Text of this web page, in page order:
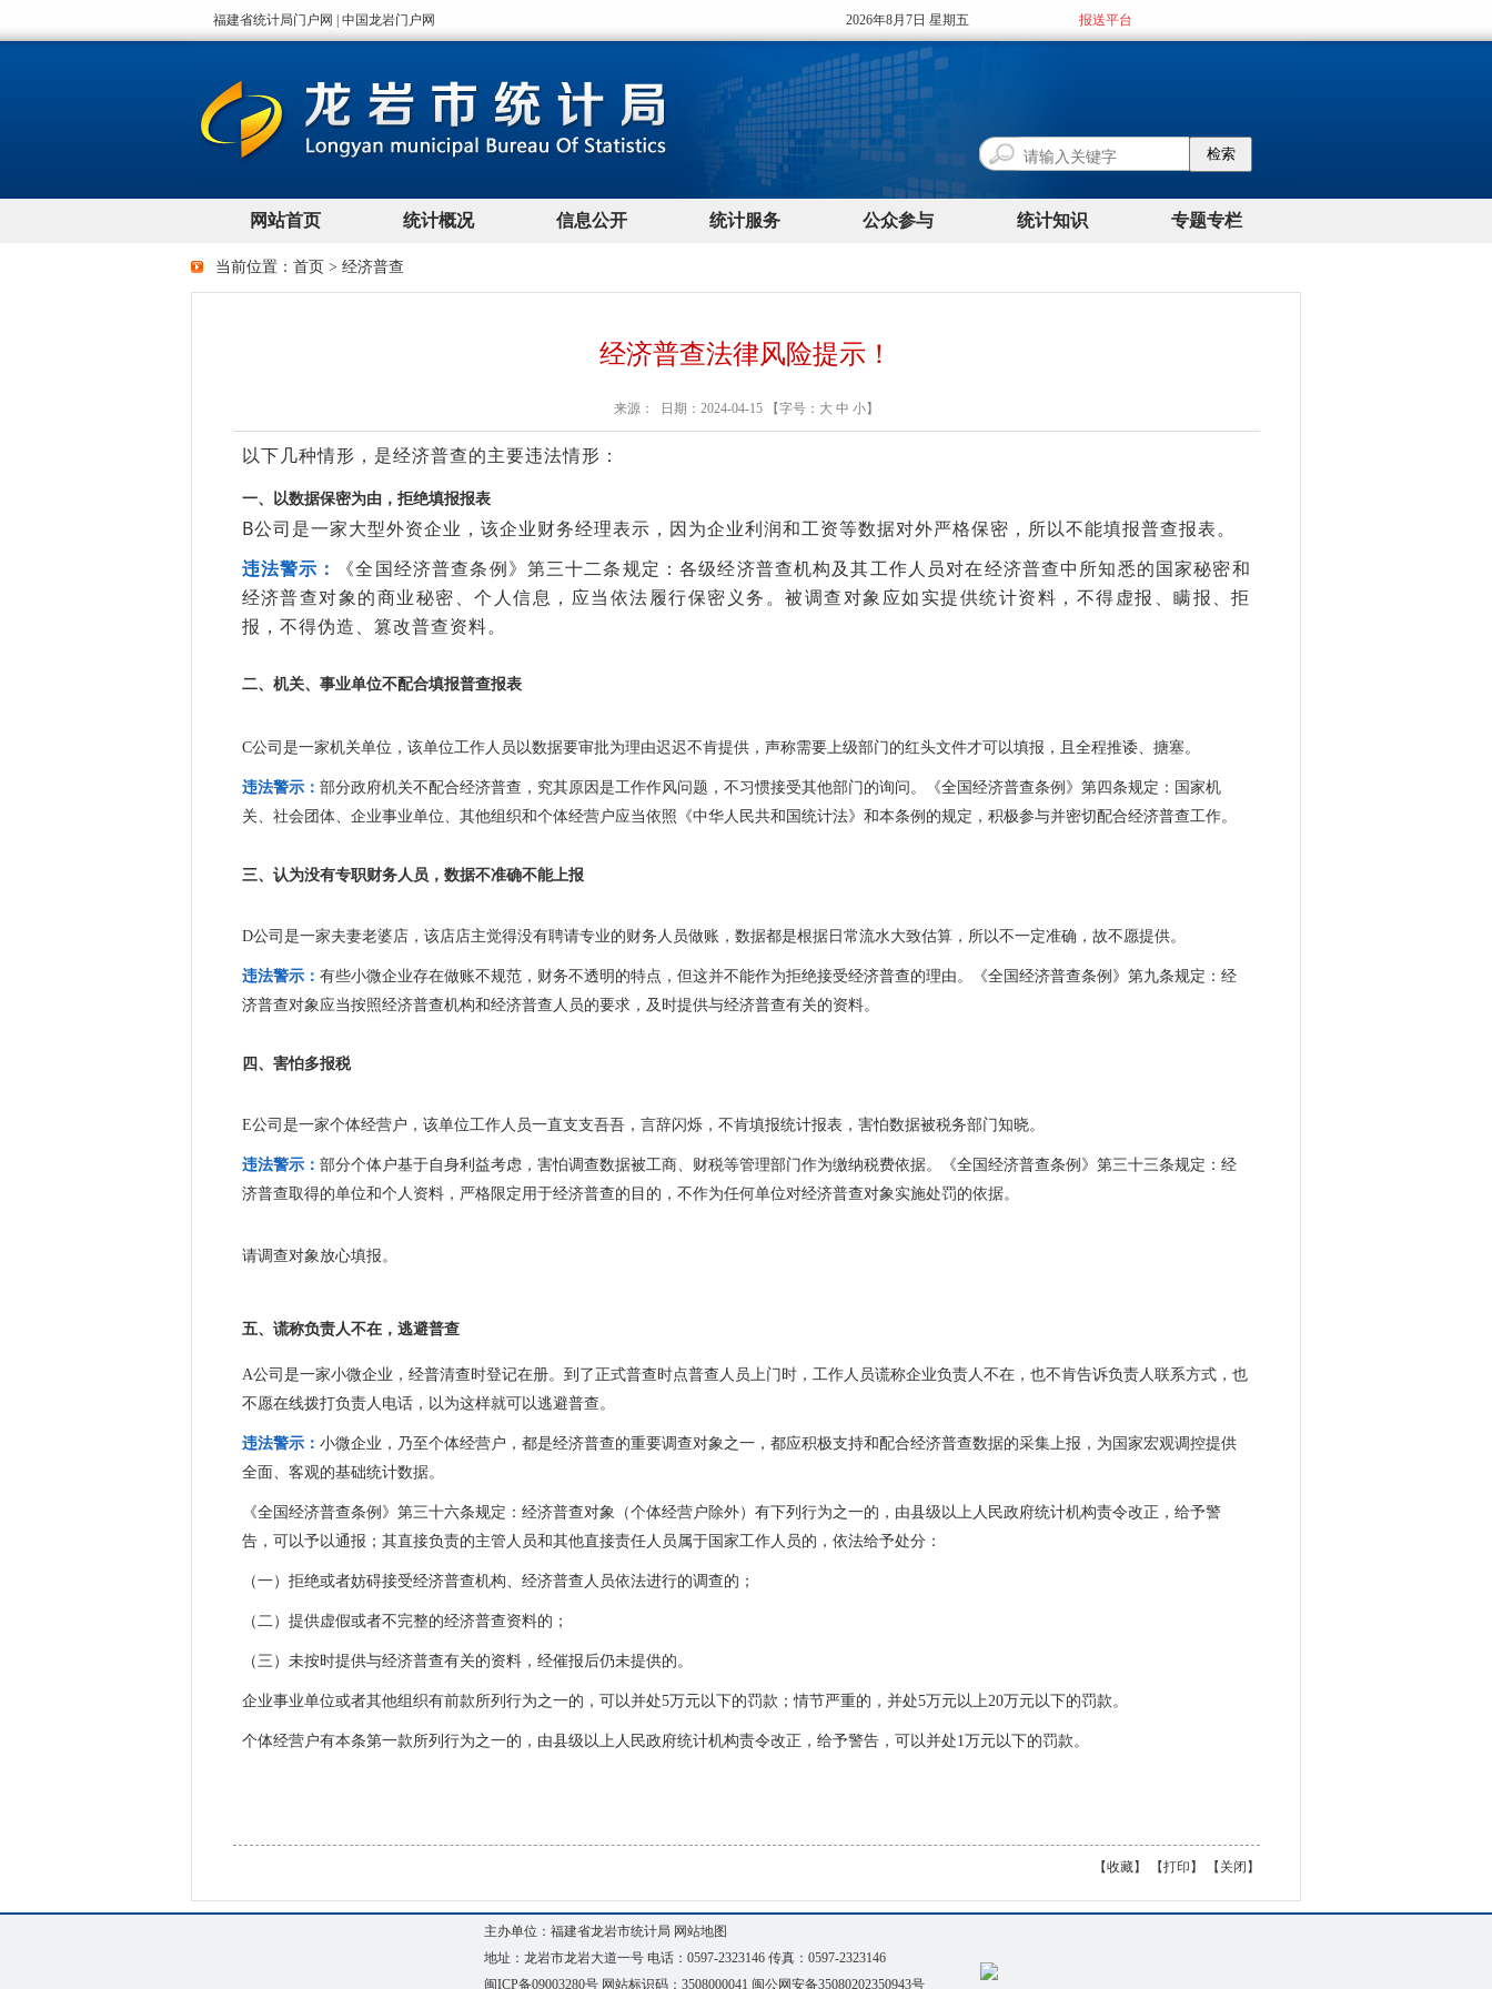
当前位置： 首页 > 经济普查
经济普查法律风险提示！
来源： 日期：2024-04-15 【字号： 大 中 小】
以下几种情形，是经济普查的主要违法情形：
一、以数据保密为由，拒绝填报报表
B公司是一家大型外资企业，该企业财务经理表示，因为企业利润和工资等数据对外严格保密，所以不能填报普查报表。
违法警示：
《全国经济普查条例》第三十二条规定：各级经济普查机构及其工作人员对在经济普查中所知悉的国家秘密和
经济普查对象的商业秘密、个人信息，应当依法履行保密义务。被调查对象应如实提供统计资料，不得虚报、瞒报、拒
报，不得伪造、篡改普查资料。
二、机关、事业单位不配合填报普查报表
C公司是一家机关单位，该单位工作人员以数据要审批为理由迟迟不肯提供，声称需要上级部门的红头文件才可以填报，且全程推诿、搪塞。
违法警示： 部分政府机关不配合经济普查，究其原因是工作作风问题，不习惯接受其他部门的询问。《全国经济普查条例》第四条规定：国家机
关、社会团体、企业事业单位、其他组织和个体经营户应当依照《中华人民共和国统计法》和本条例的规定，积极参与并密切配合经济普查工作。
三、认为没有专职财务人员，数据不准确不能上报
D公司是一家夫妻老婆店，该店店主觉得没有聘请专业的财务人员做账，数据都是根据日常流水大致估算，所以不一定准确，故不愿提供。
违法警示： 有些小微企业存在做账不规范，财务不透明的特点，但这并不能作为拒绝接受经济普查的理由。《全国经济普查条例》第九条规定：经
济普查对象应当按照经济普查机构和经济普查人员的要求，及时提供与经济普查有关的资料。
四、害怕多报税
E公司是一家个体经营户，该单位工作人员一直支支吾吾，言辞闪烁，不肯填报统计报表，害怕数据被税务部门知晓。
违法警示： 部分个体户基于自身利益考虑，害怕调查数据被工商、财税等管理部门作为缴纳税费依据。《全国经济普查条例》第三十三条规定：经
济普查取得的单位和个人资料，严格限定用于经济普查的目的，不作为任何单位对经济普查对象实施处罚的依据。
请调查对象放心填报。
五、谎称负责人不在，逃避普查
A公司是一家小微企业，经普清查时登记在册。到了正式普查时点普查人员上门时，工作人员谎称企业负责人不在，也不肯告诉负责人联系方式，也
不愿在线拨打负责人电话，以为这样就可以逃避普查。
违法警示： 小微企业，乃至个体经营户，都是经济普查的重要调查对象之一，都应积极支持和配合经济普查数据的采集上报，为国家宏观调控提供
全面、客观的基础统计数据。
《全国经济普查条例》第三十六条规定：经济普查对象（个体经营户除外）有下列行为之一的，由县级以上人民政府统计机构责令改正，给予警
告，可以予以通报；其直接负责的主管人员和其他直接责任人员属于国家工作人员的，依法给予处分：
（一）拒绝或者妨碍接受经济普查机构、经济普查人员依法进行的调查的；
（二）提供虚假或者不完整的经济普查资料的；
（三）未按时提供与经济普查有关的资料，经催报后仍未提供的。
企业事业单位或者其他组织有前款所列行为之一的，可以并处5万元以下的罚款；情节严重的，并处5万元以上20万元以下的罚款。
个体经营户有本条第一款所列行为之一的，由县级以上人民政府统计机构责令改正，给予警告，可以并处1万元以下的罚款。
【收藏】 【打印 】 【 关闭 】